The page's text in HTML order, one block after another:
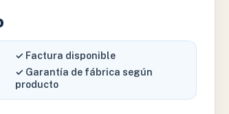
✓ Factura disponible
✓ Garantía de fábrica según
producto